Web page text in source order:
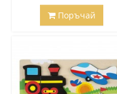
Поръчай